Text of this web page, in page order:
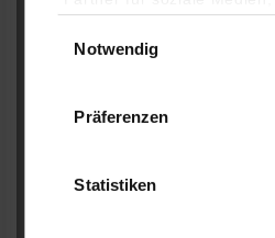
YouTube, Google Maps)
Daten zusammen, die Sie
haben oder die sie im
Notwendig
Präferenzen
Statistiken
Zeitraum:*